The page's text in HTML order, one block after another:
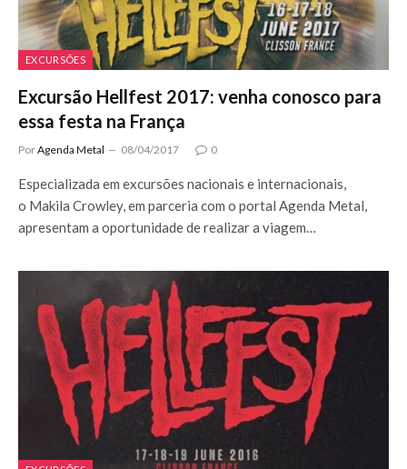
EXCURSÕES
Excursão Hellfest 2017: venha conosco para
essa festa na França
PorAgenda Metal 08/04/2017 0
Especializada em excursões nacionais e internacionais,
o Makila Crowley, em parceria com o portal Agenda Metal,
apresentam a oportunidade de realizar a viagem…